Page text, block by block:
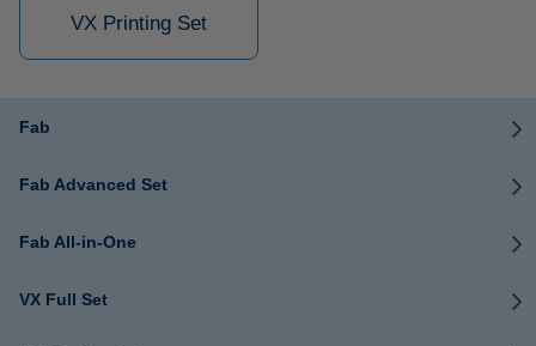
VX Printing Set
Fab
Fab Advanced Set
Fab All-in-One
VX Full Set